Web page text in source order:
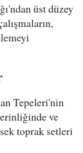
üst düzey
Tepeleri'nin
ve
toprak setleri